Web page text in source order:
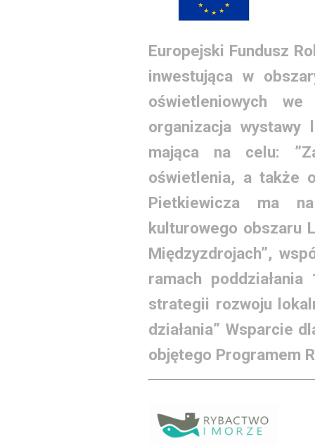
Europejski Fundusz
inwestująca w
oświetleniowych
organizacja
mająca na celu:
oświetlenia, a także
Pietkiewicza ma
kulturowego obszaru
Międzyzdrojach”,
ramach
strategii rozwoju
działania” Wsparcie
objętego Programem